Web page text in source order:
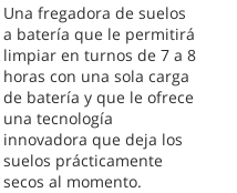
Una fregadora de suelos
a batería que le permitirá
limpiar en turnos de 7 a 8
horas con una sola carga
de batería y que le ofrece
una tecnología
innovadora que deja los
suelos prácticamente
secos al momento.